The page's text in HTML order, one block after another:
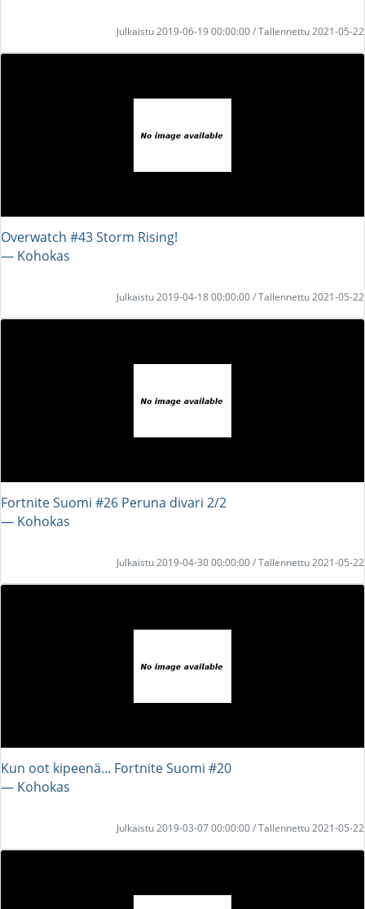
Julkaistu 2019-06-19 00:00:00 / Tallennettu 2021-05-22
Overwatch #43 Storm Rising!
― Kohokas
Julkaistu 2019-04-18 00:00:00 / Tallennettu 2021-05-22
Fortnite Suomi #26 Peruna divari 2/2
― Kohokas
Julkaistu 2019-04-30 00:00:00 / Tallennettu 2021-05-22
Kun oot kipeenä... Fortnite Suomi #20
― Kohokas
Julkaistu 2019-03-07 00:00:00 / Tallennettu 2021-05-22